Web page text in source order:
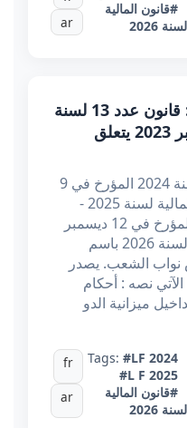
#قانون المالية
لسنة 2026
ar
قانون المالية لسنة 2024 : قانون عدد 13 لسنة
2023 مؤرخ في 11 ديسمبر 2023 يتعلق
نقح بـ : - القــانون عدد 48 لسنة 2024 المؤرخ في 9
ديسمبر 2024 يتعلق بقانون المالية لسنة 2025 -
القانون عدد 17 لسنة 2025 المؤرخ في 12 ديسمبر
2025 المتعلق بقانون المالية لسنة 2026 باسم
الشعب. يصدر
الآتي نصه : أحكام
ميزانية الدو
Tags: #LF 2024
#L F 2025
#قانون المالية
لسنة 2026
fr
ar